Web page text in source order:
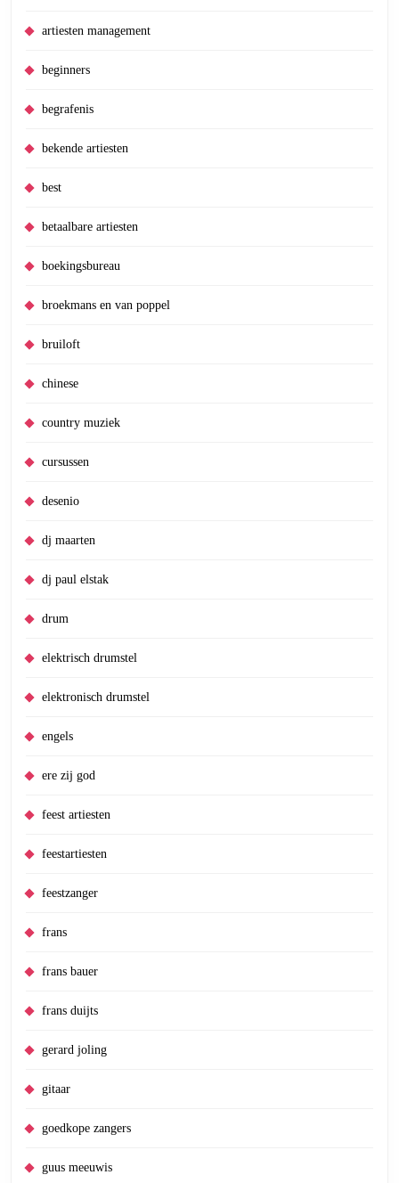
artiesten management
beginners
begrafenis
bekende artiesten
best
betaalbare artiesten
boekingsbureau
broekmans en van poppel
bruiloft
chinese
country muziek
cursussen
desenio
dj maarten
dj paul elstak
drum
elektrisch drumstel
elektronisch drumstel
engels
ere zij god
feest artiesten
feestartiesten
feestzanger
frans
frans bauer
frans duijts
gerard joling
gitaar
goedkope zangers
guus meeuwis